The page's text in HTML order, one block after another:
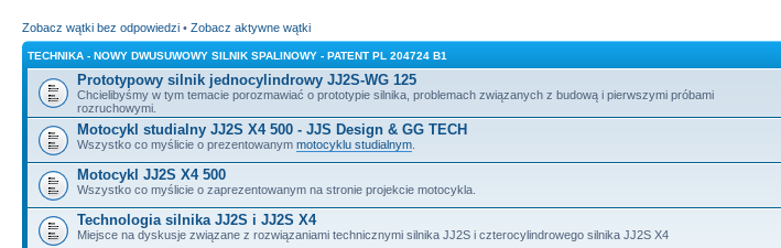
Zobacz wątki bez odpowiedzi • Zobacz aktywne wątki
TECHNIKA - NOWY DWUSUWOWY SILNIK SPALINOWY - PATENT PL 204724 B1
Prototypowy silnik jednocylindrowy JJ2S-WG 125
Chcielibyśmy w tym temacie porozmawiać o prototypie silnika, problemach związanych z budową i pierwszymi próbami
rozruchowymi.
Motocykl studialny JJ2S X4 500 - JJS Design & GG TECH
Wszystko co myślicie o prezentowanym motocyklu studialnym
Motocykl JJ2S X4 500
Wszystko co myślicie o zaprezentowanym na stronie projekcie motocykla.
Technologia silnika JJ2S i JJ2S X4
Miejsce na dyskusje związane z rozwiązaniami technicznymi silnika JJ2S i czterocylindrowego silnika JJ2S X4